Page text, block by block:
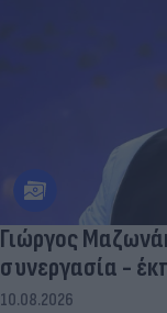
Γιώργος
συνεργασία -
10.08.2026